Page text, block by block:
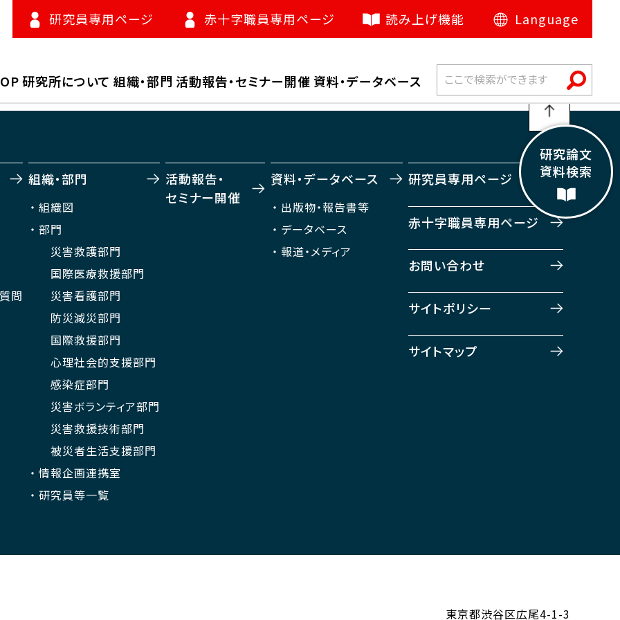
研究所について 組織・部門 活動報告・セミナー開催資料・データベース
研究員専用ページ 赤十字職員専用ページ 読み上げ機能 Language
English
中文（简体）
français
русский язык
español
Bahasa Indonesia
हिंदी
問
組織・部門
組織図
部門
災害救護部門
国際医療救援部門
災害看護部門
防災減災部門
国際救援部門
心理社会的支援部門
感染症部門
災害ボランティア部門
災害救援技術部門
被災者生活支援部門
情報企画連携室
研究員等一覧
活動報告・
セミナー開催
資料・データベース
出版物・報告書等
データベース
報道・メディア
研究員専用ページ
赤十字職員専用ページ
お問い合わせ
サイトポリシー
サイトマップ
東京都渋谷区広尾4-1-3
研究論文
資料検索